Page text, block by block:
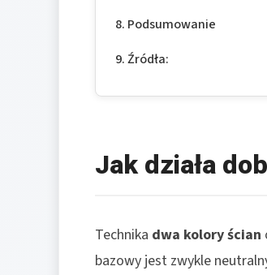
Podsumowanie
Źródła:
Jak działa
Technika dwa kolory ścian
bazowy jest zwykle